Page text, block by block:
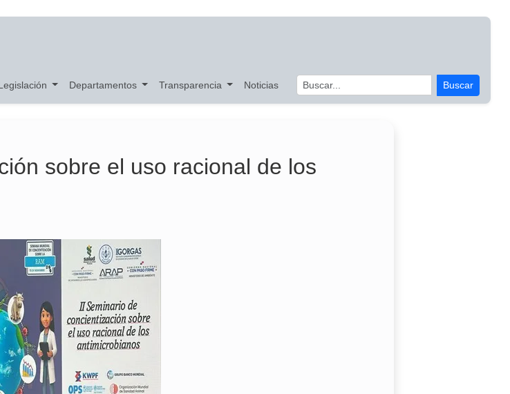
Departamentos Transparencia Noticias Buscar
sobre el uso racional de los